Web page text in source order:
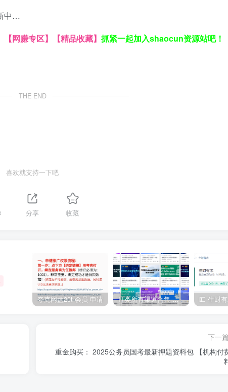
中…
【网赚专区】 【精品收藏】 抓紧一起加入shaocun资源站吧！
THE END
喜欢就支持一下吧
分享 收藏
夸克网盘20t 会员 申请 IT类所有渠道合集 持续日更，目前近四千多条资源 年费用户微信私信获取权限
下一篇
重金购买： 2025公务员国考最新押题资料包 【机构付